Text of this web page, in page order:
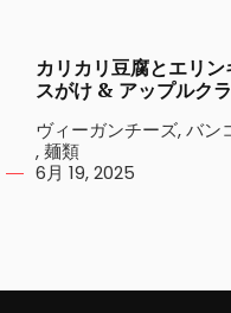
カリカリ豆腐とエリ
スがけ & アップルク
ヴィーガンチーズ,バン
,麺類
6月 19, 2025